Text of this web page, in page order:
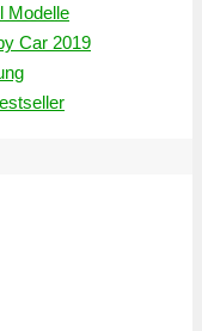
Modelle
Car 2019